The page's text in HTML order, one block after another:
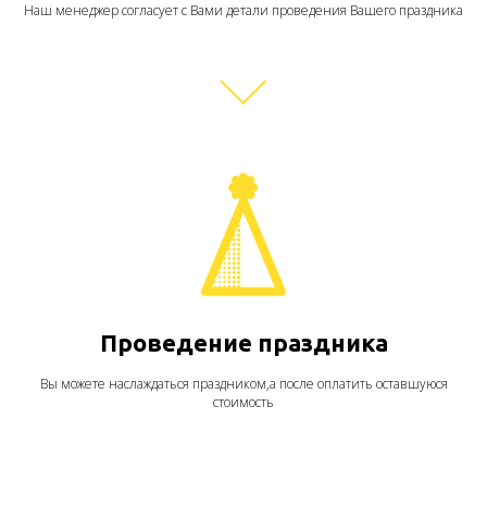
Наш менеджер согласует с Вами детали проведения Вашего праздника
Проведение праздника
Вы можете наслаждаться праздником,а после оплатить оставшуюся
стоимость